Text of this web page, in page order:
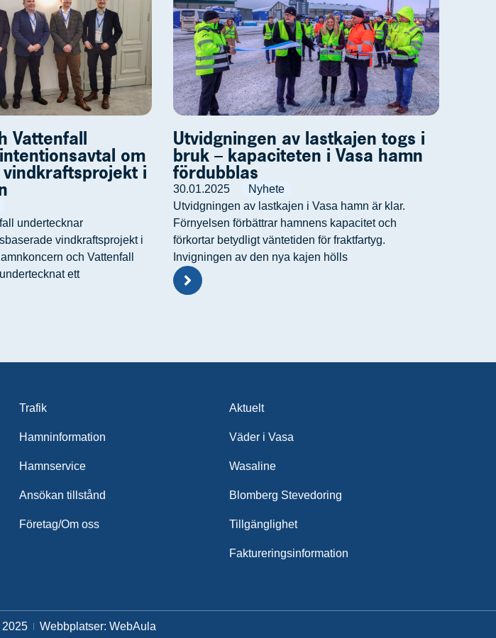
Vattenfall
om
i
undertecknar
vindkraftsprojekt i
och Vattenfall
ett
Utvidgningen av lastkajen togs i
bruk – kapaciteten i Vasa hamn
fördubblas
30.01.2025
Nyhete
Utvidgningen av lastkajen i Vasa hamn är klar.
Förnyelsen förbättrar hamnens kapacitet och
förkortar betydligt väntetiden för fraktfartyg.
Invigningen av den nya kajen hölls
Trafik
Hamninformation
Hamnservice
Ansökan tillstånd
Företag/Om oss
Aktuelt
Väder i Vasa
Wasaline
Blomberg Stevedoring
Tillgänglighet
Fakturerings­information
Webbplatser: WebAula